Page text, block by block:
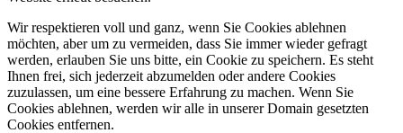
Wir respektieren voll und ganz, wenn Sie Cookies ablehnen
möchten, aber um zu vermeiden, dass Sie immer wieder gefragt
werden, erlauben Sie uns bitte, ein Cookie zu speichern. Es steht
Ihnen frei, sich jederzeit abzumelden oder andere Cookies
zuzulassen, um eine bessere Erfahrung zu machen. Wenn Sie
Cookies ablehnen, werden wir alle in unserer Domain gesetzten
Cookies entfernen.